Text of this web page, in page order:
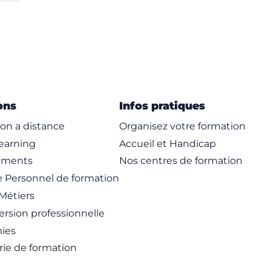
a distance
Personnel de formation
professionnelle
de formation
Infos pratiques
Organisez votre formation
Accueil et Handicap
Nos centres de formation